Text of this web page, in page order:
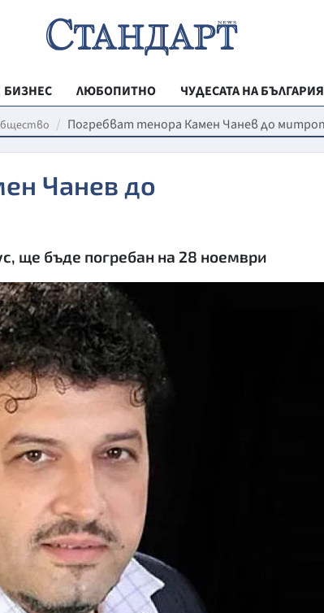
БИЗНЕС ЛЮБОПИТНО ЧУДЕСАТА НА БЪЛГАРИЯ
РЕГИОНАЛНИ
ВЕСТНИК
МЛАДЕЖКА
МОЯТ ГРАД
ДА!НА
Погребват тенора Камен Чанев до
Чанев до
ще бъде погребан на 28 ноември